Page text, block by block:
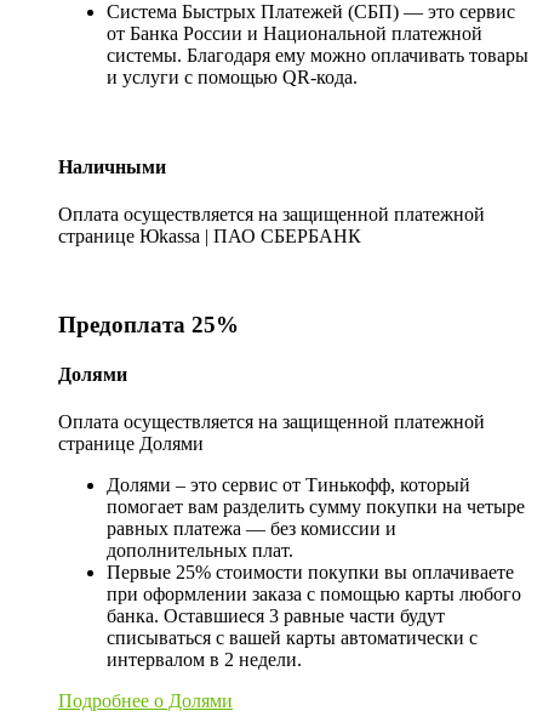
Система Быстрых Платежей (СБП) — это сервис
от Банка России и Национальной платежной
системы. Благодаря ему можно оплачивать товары
и услуги с помощью QR-кода.
Наличными
Оплата осуществляется на защищенной платежной
странице Юkassa | ПАО СБЕРБАНК
Предоплата 25%
Долями
Оплата осуществляется на защищенной платежной
странице Долями
Долями – это сервис от Тинькофф, который
помогает вам разделить сумму покупки на четыре
равных платежа — без комиссии и
дополнительных плат.
Первые 25% стоимости покупки вы оплачиваете
при оформлении заказа с помощью карты любого
банка. Оставшиеся 3 равные части будут
списываться с вашей карты автоматически с
интервалом в 2 недели.
Подробнее о Долями